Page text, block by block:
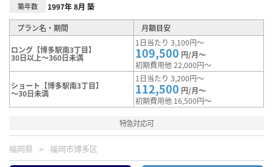
築年数 1997年 8月 築
プラン名・期間 月額目安
ロング【博多駅南3丁目】
30日以上～360日未満
1日当たり 3,100円～
109,500 円/月～
初期費用他 22,000円～
ショート【博多駅南3丁目】
～30日未満
1日当たり 3,200円～
112,500 円/月～
初期費用他 16,500円～
特急対応可
福岡県 福岡市博多区